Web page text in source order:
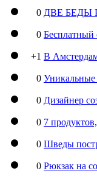
0 ДВЕ БЕДЫ
0 Бесплатный
+1 В
0 Уникальные
0 Дизайнер
0 7
0 Шведы
0 Рюкзак на